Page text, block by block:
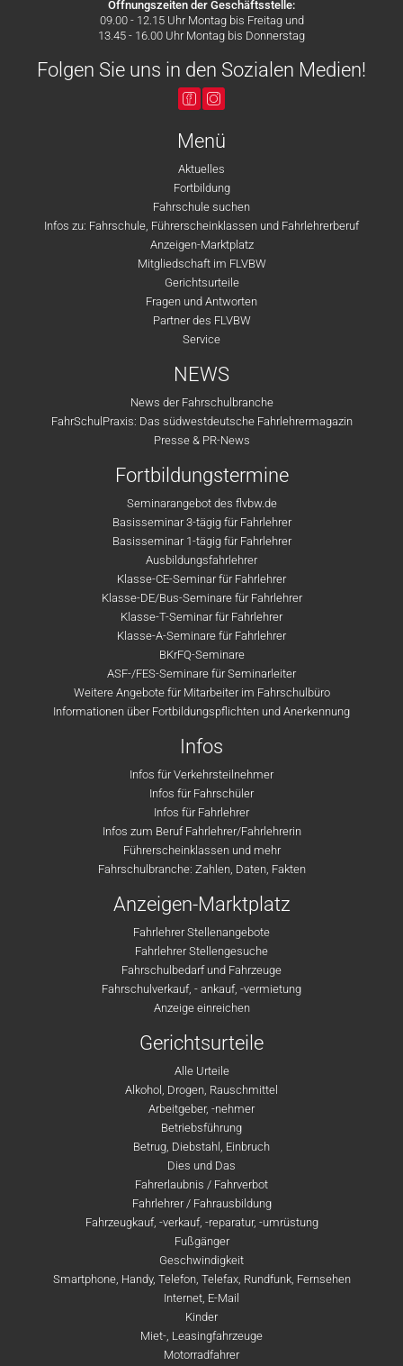
Öffnungszeiten der Geschäftsstelle:
09.00 - 12.15 Uhr Montag bis Freitag und
13.45 - 16.00 Uhr Montag bis Donnerstag
Folgen Sie uns in den Sozialen Medien!
Menü
Aktuelles
Fortbildung
Fahrschule suchen
Infos zu: Fahrschule, Führerscheinklassen und Fahrlehrerberuf
Anzeigen-Marktplatz
Mitgliedschaft im FLVBW
Gerichtsurteile
Fragen und Antworten
Partner des FLVBW
Service
NEWS
News der Fahrschulbranche
FahrSchulPraxis: Das südwestdeutsche Fahrlehrermagazin
Presse & PR-News
Fortbildungstermine
Seminarangebot des flvbw.de
Basisseminar 3-tägig für Fahrlehrer
Basisseminar 1-tägig für Fahrlehrer
Ausbildungsfahrlehrer
Klasse-CE-Seminar für Fahrlehrer
Klasse-DE/Bus-Seminare für Fahrlehrer
Klasse-T-Seminar für Fahrlehrer
Klasse-A-Seminare für Fahrlehrer
BKrFQ-Seminare
ASF-/FES-Seminare für Seminarleiter
Weitere Angebote für Mitarbeiter im Fahrschulbüro
Informationen über Fortbildungspflichten und Anerkennung
Infos
Infos für Verkehrsteilnehmer
Infos für Fahrschüler
Infos für Fahrlehrer
Infos zum Beruf Fahrlehrer/Fahrlehrerin
Führerscheinklassen und mehr
Fahrschulbranche: Zahlen, Daten, Fakten
Anzeigen-Marktplatz
Fahrlehrer Stellenangebote
Fahrlehrer Stellengesuche
Fahrschulbedarf und Fahrzeuge
Fahrschulverkauf, - ankauf, -vermietung
Anzeige einreichen
Gerichtsurteile
Alle Urteile
Alkohol, Drogen, Rauschmittel
Arbeitgeber, -nehmer
Betriebsführung
Betrug, Diebstahl, Einbruch
Dies und Das
Fahrerlaubnis / Fahrverbot
Fahrlehrer / Fahrausbildung
Fahrzeugkauf, -verkauf, -reparatur, -umrüstung
Fußgänger
Geschwindigkeit
Smartphone, Handy, Telefon, Telefax, Rundfunk, Fernsehen
Internet, E-Mail
Kinder
Miet-, Leasingfahrzeuge
Motorradfahrer